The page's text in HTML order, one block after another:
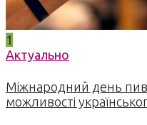
1
Актуально
Міжнародний день
можливості